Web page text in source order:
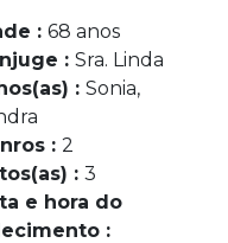
: 68 anos
: Sra. Linda
: Sonia,
: 2
: 3
e hora do
: